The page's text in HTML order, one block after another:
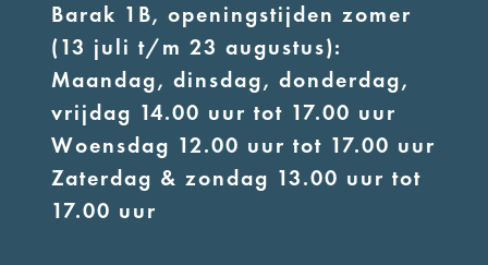
Barak 1B, openingstijden zomer
(13 juli t/m 23 augustus):
Maandag, dinsdag, donderdag,
vrijdag 14.00 uur tot 17.00 uur
Woensdag 12.00 uur tot 17.00 uur
Zaterdag & zondag 13.00 uur tot
17.00 uur